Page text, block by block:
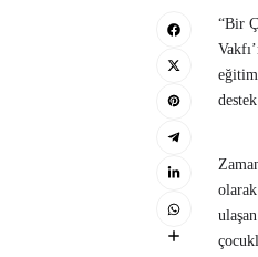
“Bir